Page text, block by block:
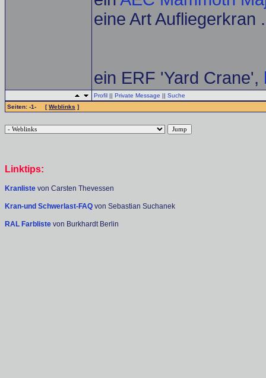
eine Art Aufliegerkran
ein ERF 'Yard Crane',
Profil || Private Message || Suche
Seiten: -1- [Weblinks ]
Linktips:
Kranliste von Carsten Thevessen
Kran-und Schwerlast-FAQ von Sebastian Suchanek
RAL Farbliste von Burkhardt Berlin